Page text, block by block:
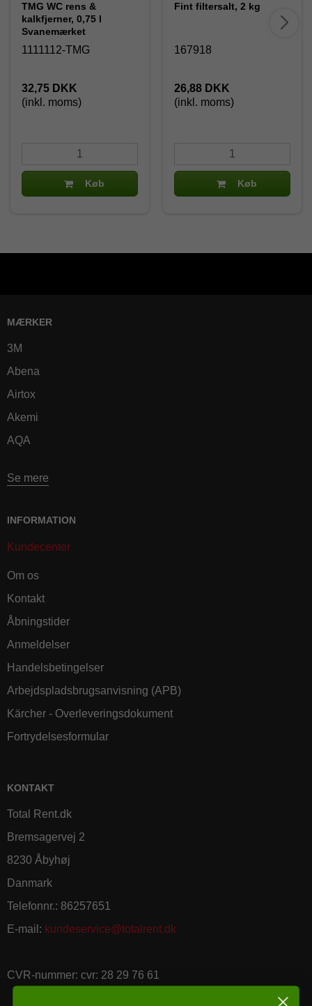
TMG WC rens &
kalkfjerner, 0,75 l
Svanemærket
1111112-TMG
32,75 DKK
(inkl. moms)
Køb
Fint filtersalt, 2 kg
167918
26,88 DKK
(inkl. moms)
Køb
MÆRKER
3M
Abena
Airtox
Akemi
AQA
Se mere
INFORMATION
Kundecenter
Om os
Kontakt
Åbningstider
Anmeldelser
Handelsbetingelser
Arbejdspladsbrugsanvisning (APB)
Kärcher - Overleveringsdokument
Fortrydelsesformular
KONTAKT
Total Rent.dk
Bremsagervej 2
8230 Åbyhøj
Danmark
Telefonnr.: 86257651
E-mail : kundeservice@totalrent.dk
CVR-nummer: cvr: 28 29 76 61